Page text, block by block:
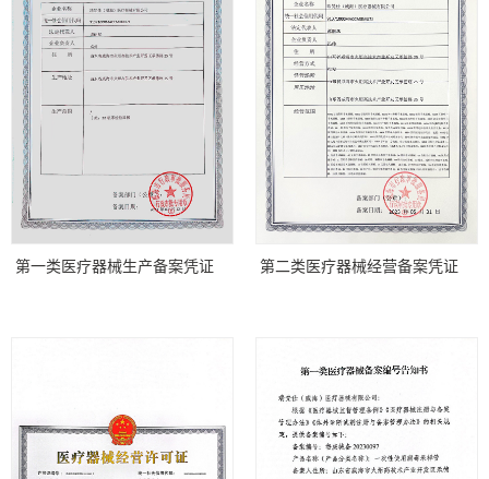
第一类医疗器械生产备案凭证 第二类医疗器械经营备案凭证